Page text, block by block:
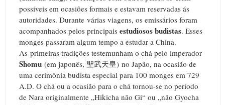
possíveis em ocasiões formais e estavam reservadas ás
autoridades. Durante várias viagens, os emissários foram
acompanhados pelos principais estudiosos budistas. Esses
monges passaram algum tempo a estudar a China.
As primeiras tradições testemunham o chá pelo imperador
Shomu (em japonês, 聖武天皇) no Japão, na ocasião de
uma cerimônia budista especial para 100 monges em 729
A.D. O chá ou a ocasião para o chá tornou-se no período
de Nara originalmente „Hikicha não Gi“ ou „não Gyocha